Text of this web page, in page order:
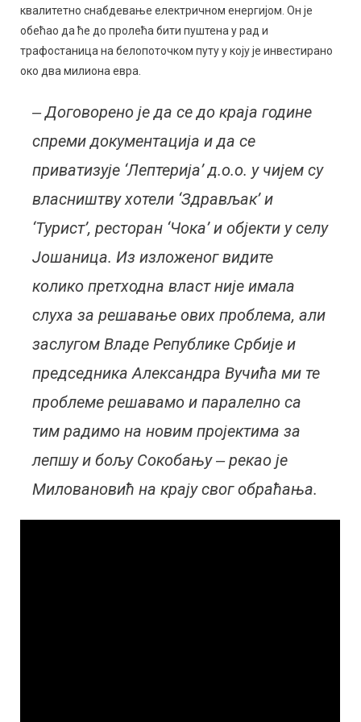
квалитетно снабдевање електричном енергијом. Он је
обећао да ће до пролећа бити пуштена у рад и
трафостаница на белопоточком путу у коју је инвестирано
око два милиона евра.
‒ Договорено је да се до краја године
спреми документација и да се
приватизује ‘Лептерија’ д.о.о. у чијем су
власништву хотели ‘Здрављак’ и
‘Турист’, ресторан ‘Чока’ и објекти у селу
Јошаница. Из изложеног видите
колико претходна власт није имала
слуха за решавање ових проблема, али
заслугом Владе Републике Србије и
председника Александра Вучића ми те
проблеме решавамо и паралелно са
тим радимо на новим пројектима за
лепшу и бољу Сокобању ‒ рекао је
Миловановић на крају свог обраћања.